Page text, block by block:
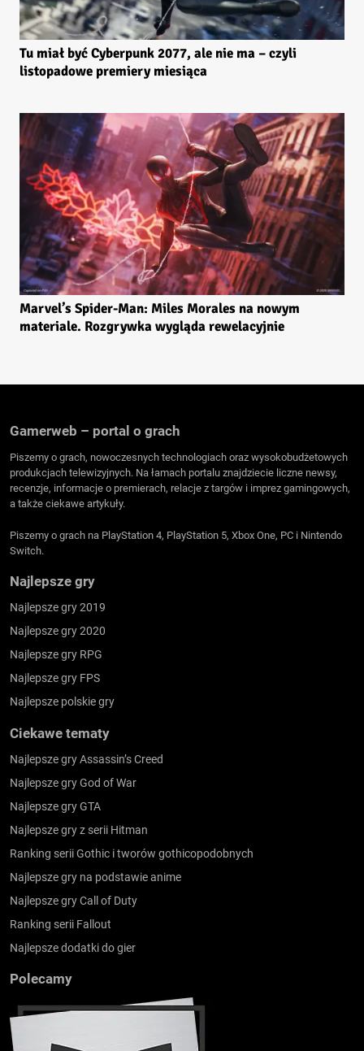
Tu miał być Cyberpunk 2077, ale nie ma – czyli
listopadowe premiery miesiąca
Marvel’s Spider-Man: Miles Morales na nowym
materiale. Rozgrywka wygląda rewelacyjnie
Gamerweb – portal o grach
Piszemy o grach, nowoczesnych technologiach oraz wysokobudżetowych
produkcjach telewizyjnych. Na łamach portalu znajdziecie liczne newsy,
recenzje, informacje o premierach, relacje z targów i imprez gamingowych,
a także ciekawe artykuły.
Piszemy o grach na PlayStation 4, PlayStation 5, Xbox One, PC i Nintendo
Switch.
Najlepsze gry
Najlepsze gry 2019
Najlepsze gry 2020
Najlepsze gry RPG
Najlepsze gry FPS
Najlepsze polskie gry
Ciekawe tematy
Najlepsze gry Assassin’s Creed
Najlepsze gry God of War
Najlepsze gry GTA
Najlepsze gry z serii Hitman
Ranking serii Gothic i tworów gothicopodobnych
Najlepsze gry na podstawie anime
Najlepsze gry Call of Duty
Ranking serii Fallout
Najlepsze dodatki do gier
Polecamy